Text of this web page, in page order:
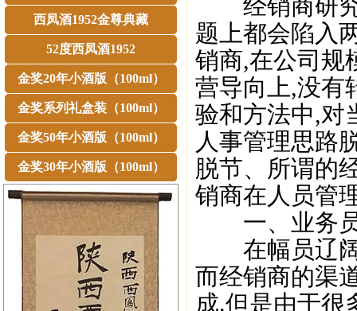
西凤酒1952金尊典藏
52度西凤酒1952
金奖20年小酒版（100ml）
金奖系列礼盒装（100ml）
金奖50年小酒版（100ml）
金奖30年小酒版（100ml）
经销商研究
题上都会陷入
销商,在公司规
营导向上,没有
验和方法中,对
人事管理思路
脱节、所谓的
销商在人员管
一、业务员
在幅员辽阔
而经销商的渠
成.但是由于很